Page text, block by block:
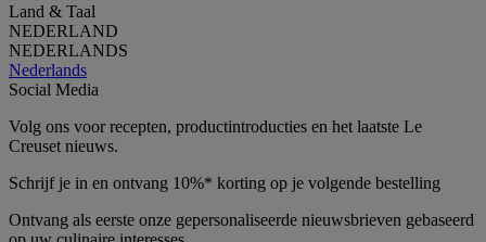
Land & Taal
NEDERLAND
NEDERLANDS
Nederlands
Social Media
Volg ons voor recepten, productintroducties en het laatste Le
Creuset nieuws.
Schrijf je in en ontvang 10%* korting op je volgende bestelling
Ontvang als eerste onze gepersonaliseerde nieuwsbrieven gebaseerd